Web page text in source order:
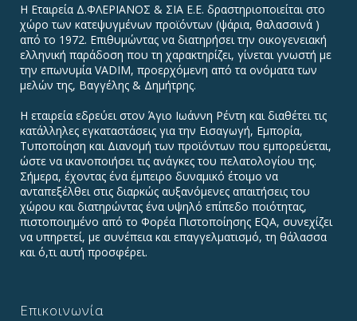
Η Εταιρεία Δ.ΦΛΕΡΙΑΝΟΣ & ΣΙΑ Ε.Ε. δραστηριοποιείται στο
χώρο των κατεψυγμένων προϊόντων (ψάρια, θαλασσινά )
από το 1972. Επιθυμώντας να διατηρήσει την οικογενειακή
ελληνική παράδοση που τη χαρακτηρίζει, γίνεται γνωστή με
την επωνυμία VADIΜ, προερχόμενη από τα ονόματα των
μελών της, Βαγγέλης & Δημήτρης.
Η εταιρεία εδρεύει στον Άγιο Ιωάννη Ρέντη και διαθέτει τις
κατάλληλες εγκαταστάσεις για την Εισαγωγή, Εμπορία,
Τυποποίηση και Διανομή των προϊόντων που εμπορεύεται,
ώστε να ικανοποιήσει τις ανάγκες του πελατολογίου της.
Σήμερα, έχοντας ένα έμπειρο δυναμικό έτοιμο να
ανταπεξέλθει στις διαρκώς αυξανόμενες απαιτήσεις του
χώρου και διατηρώντας ένα υψηλό επίπεδο ποιότητας,
πιστοποιημένο από το Φορέα Πιστοποίησης EQA, συνεχίζει
να υπηρετεί, με συνέπεια και επαγγελματισμό, τη θάλασσα
και ό,τι αυτή προσφέρει.
Επικοινωνία